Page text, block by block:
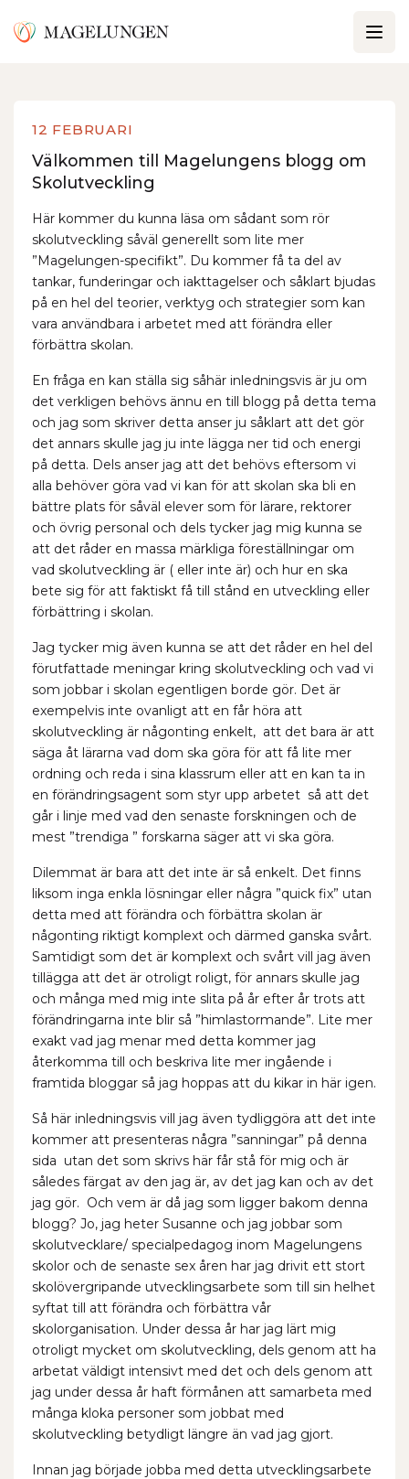
12 FEBRUARI
Välkommen till Magelungens blogg om
Skolutveckling
Här kommer du kunna läsa om sådant som rör
skolutveckling såväl generellt som lite mer
”Magelungen-specifikt”. Du kommer få ta del av
tankar, funderingar och iakttagelser och såklart bjudas
på en hel del teorier, verktyg och strategier som kan
vara användbara i arbetet med att förändra eller
förbättra skolan.
En fråga en kan ställa sig såhär inledningsvis är ju om
det verkligen behövs ännu en till blogg på detta tema
och jag som skriver detta anser ju såklart att det gör
det annars skulle jag ju inte lägga ner tid och energi
på detta. Dels anser jag att det behövs eftersom vi
alla behöver göra vad vi kan för att skolan ska bli en
bättre plats för såväl elever som för lärare, rektorer
och övrig personal och dels tycker jag mig kunna se
att det råder en massa märkliga föreställningar om
vad skolutveckling är ( eller inte är) och hur en ska
bete sig för att faktiskt få till stånd en utveckling eller
förbättring i skolan.
Jag tycker mig även kunna se att det råder en hel del
förutfattade meningar kring skolutveckling och vad vi
som jobbar i skolan egentligen borde gör. Det är
exempelvis inte ovanligt att en får höra att
skolutveckling är någonting enkelt, att det bara är att
säga åt lärarna vad dom ska göra för att få lite mer
ordning och reda i sina klassrum eller att en kan ta in
en förändringsagent som styr upp arbetet så att det
går i linje med vad den senaste forskningen och de
mest ”trendiga ” forskarna säger att vi ska göra.
Dilemmat är bara att det inte är så enkelt. Det finns
liksom inga enkla lösningar eller några ”quick fix” utan
detta med att förändra och förbättra skolan är
någonting riktigt komplext och därmed ganska svårt.
Samtidigt som det är komplext och svårt vill jag även
tillägga att det är otroligt roligt, för annars skulle jag
och många med mig inte slita på år efter år trots att
förändringarna inte blir så ”himlastormande”. Lite mer
exakt vad jag menar med detta kommer jag
återkomma till och beskriva lite mer ingående i
framtida bloggar så jag hoppas att du kikar in här igen.
Så här inledningsvis vill jag även tydliggöra att det inte
kommer att presenteras några ”sanningar” på denna
sida utan det som skrivs här får stå för mig och är
således färgat av den jag är, av det jag kan och av det
jag gör. Och vem är då jag som ligger bakom denna
blogg? Jo, jag heter Susanne och jag jobbar som
skolutvecklare/ specialpedagog inom Magelungens
skolor och de senaste sex åren har jag drivit ett stort
skolövergripande utvecklingsarbete som till sin helhet
syftat till att förändra och förbättra vår
skolorganisation. Under dessa år har jag lärt mig
otroligt mycket om skolutveckling, dels genom att ha
arbetat väldigt intensivt med det och dels genom att
jag under dessa år haft förmånen att samarbeta med
många kloka personer som jobbat med
skolutveckling betydligt längre än vad jag gjort.
Innan jag började jobba med detta utvecklingsarbete